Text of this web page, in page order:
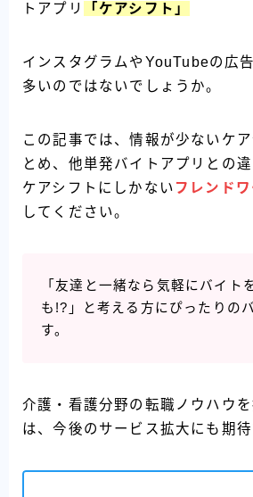
トアプリ
「ケアシフト」
インスタグラムやYouTubeの広
多いのではないでしょうか。
この記事では、情報が少ないケ
とめ、他単発バイトアプリとの違
ケアシフトにしかない フレンド
してください。
「友達と一緒なら気軽にバイト
も!?」と考える方にぴったりの
す。
介護・看護分野の転職ノウハウ
は、今後のサービス拡大にも期待